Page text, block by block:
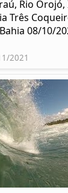
Rio
Três
08/10/
2021